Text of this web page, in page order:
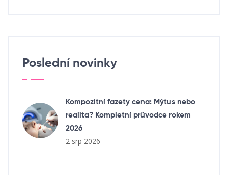
Poslední novinky
Kompozitní fazety cena: Mýtus nebo
realita? Kompletní průvodce rokem
2026
2 srp 2026